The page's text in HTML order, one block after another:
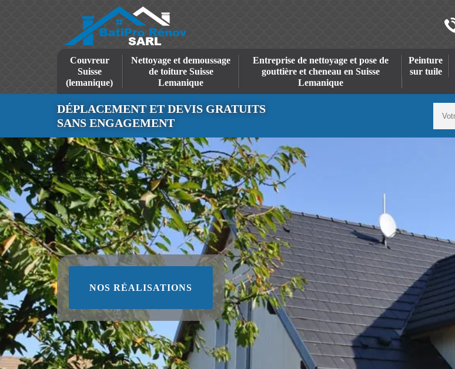
Couvreur
Suisse
(lemanique)
Nettoyage et demoussage
de toiture Suisse
Lemanique
Entreprise de nettoyage et pose de
gouttière et cheneau en Suisse
Lemanique
Peinture
sur tuile
DÉPLACEMENT ET DEVIS GRATUITS
SANS ENGAGEMENT
NOS RÉALISATIONS